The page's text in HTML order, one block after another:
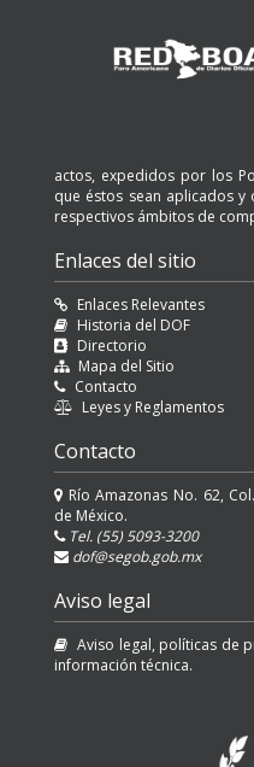
actos, expedidos por los
que éstos sean aplicados
respectivos ámbitos de
Enlaces del sitio
Enlaces Relevantes
Historia del DOF
Directorio
Mapa del Sitio
Contacto
Leyes y Reglamentos
Contacto
Río Amazonas No. 62,
de México.
Tel. (55) 5093-3200
dof@segob.gob.mx
Aviso legal
Aviso legal, políticas de
información técnica.